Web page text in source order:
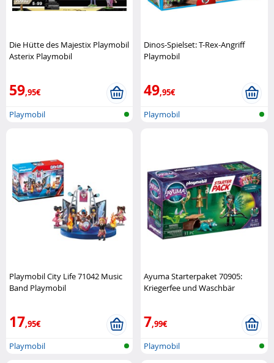
Die Hütte des Majestix Playmobil
Asterix Playmobil
59,95€
Playmobil
Dinos-Spielset: T-Rex-Angriff
Playmobil
49,95€
Playmobil
Playmobil City Life 71042 Music
Band Playmobil
17,95€
Playmobil
Ayuma Starterpaket 70905:
Kriegerfee und Waschbär
7,99€
Playmobil